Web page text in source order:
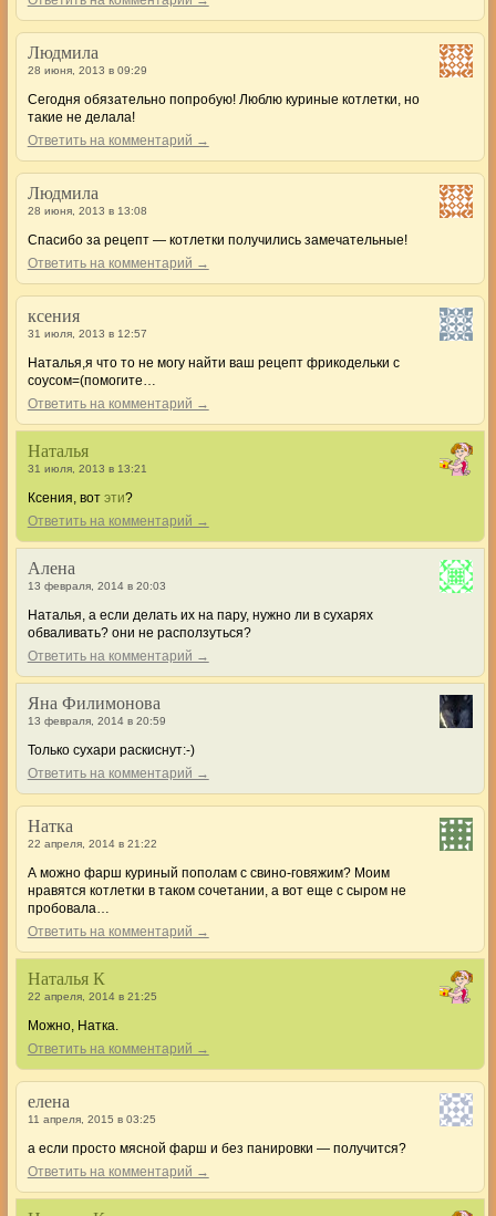
Людмила
28 июня, 2013 в 09:29
Сегодня обязательно попробую! Люблю куриные котлетки, но
такие не делала!
Ответить на комментарий →
Людмила
28 июня, 2013 в 13:08
Спасибо за рецепт — котлетки получились замечательные!
Ответить на комментарий →
ксения
31 июля, 2013 в 12:57
Наталья,я что то не могу найти ваш рецепт фрикодельки с
соусом=(помогите…
Ответить на комментарий →
Наталья
31 июля, 2013 в 13:21
Ксения, вот эти?
Ответить на комментарий →
Алена
13 февраля, 2014 в 20:03
Наталья, а если делать их на пару, нужно ли в сухарях
обваливать? они не расползуться?
Ответить на комментарий →
Яна Филимонова
13 февраля, 2014 в 20:59
Только сухари раскиснут:-)
Ответить на комментарий →
Натка
22 апреля, 2014 в 21:22
А можно фарш куриный пополам с свино-говяжим? Моим
нравятся котлетки в таком сочетании, а вот еще с сыром не
пробовала…
Ответить на комментарий →
Наталья К
22 апреля, 2014 в 21:25
Можно, Натка.
Ответить на комментарий →
елена
11 апреля, 2015 в 03:25
а если просто мясной фарш и без панировки — получится?
Ответить на комментарий →